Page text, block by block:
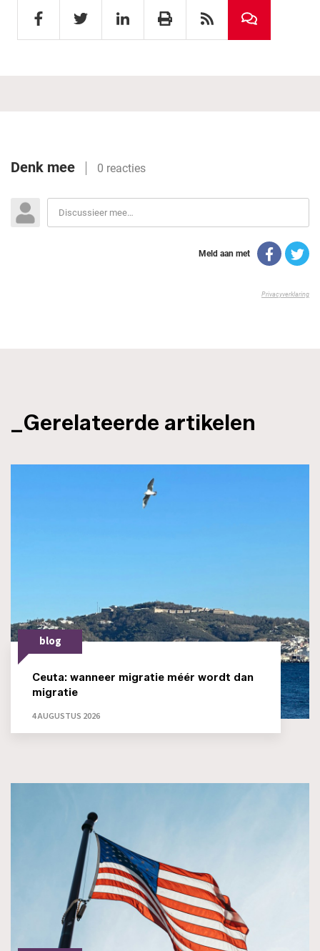
_Gerelateerde artikelen
blog
Ceuta: wanneer migratie méér wordt dan
migratie
4 AUGUSTUS 2026